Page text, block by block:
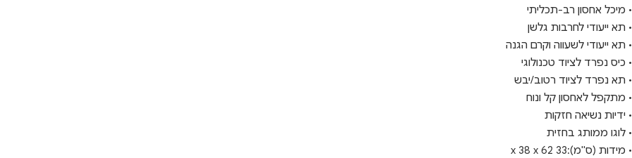
• מיכל אחסון רב-תכליתי
• תא ייעודי לחרבות גלשן
• תא ייעודי לשעווה וקרם הגנה
• כיס נפרד לציוד טכנולוגי
• תא נפרד לציוד רטוב/יבש
• מתקפל לאחסון קל ונוח
• ידיות נשיאה חזקות
• לוגו ממותג בחזית
• מידות (ס"מ):x 38 x 62 33